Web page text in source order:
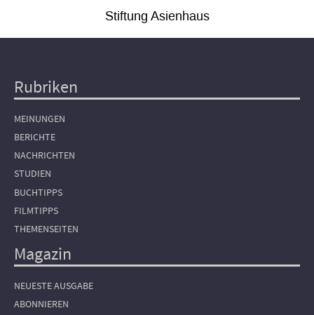
Stiftung Asienhaus
Hauptnavigation
Rubriken
MEINUNGEN
BERICHTE
NACHRICHTEN
STUDIEN
BUCHTIPPS
FILMTIPPS
THEMENSEITEN
Magazin
NEUESTE AUSGABE
ABONNIEREN